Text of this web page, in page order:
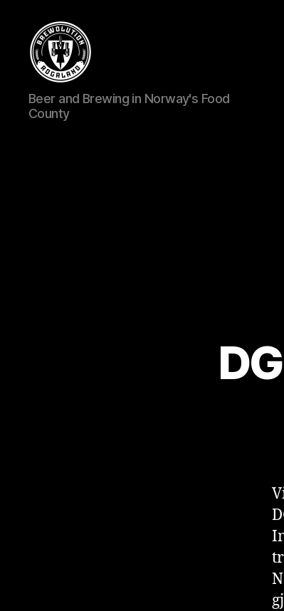
BREWOLUTION
ROGALAND
Beer and Brewing in Norway's Food
County